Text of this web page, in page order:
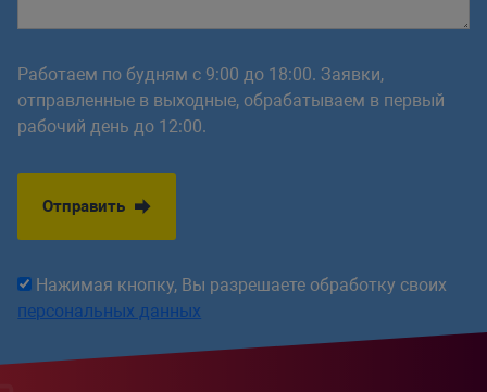
Работаем по будням с 9:00 до 18:00. Заявки,
отправленные в выходные, обрабатываем в первый
рабочий день до 12:00.
Отправить
Нажимая кнопку, Вы разрешаете обработку своих
персональных данных